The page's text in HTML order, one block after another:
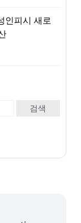
인피시 새로
검색